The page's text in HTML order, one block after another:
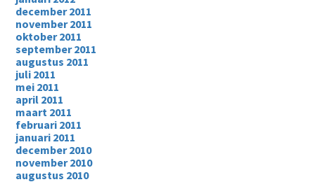
december 2011
november 2011
oktober 2011
september 2011
augustus 2011
juli 2011
mei 2011
april 2011
maart 2011
februari 2011
januari 2011
december 2010
november 2010
augustus 2010